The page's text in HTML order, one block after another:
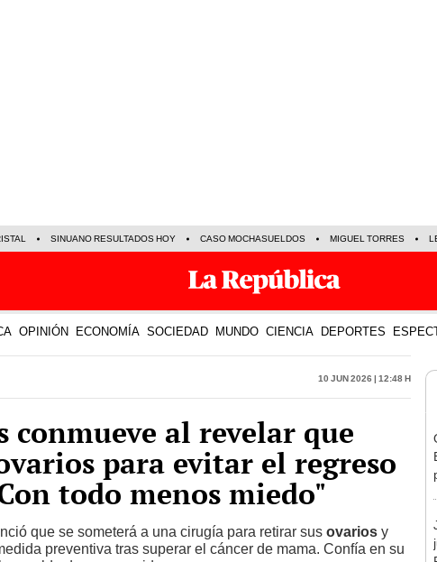
SINUANO RESULTADOS HOY CASO MOCHASUELDOS MIGUEL TORRES
OPINIÓN ECONOMÍA SOCIEDAD MUNDO CIENCIA DEPORTES
10 Jun 2026 | 12:48 h
conmueve al revelar que
para evitar el regreso
todo menos miedo"
que se someterá a una cirugía para retirar sus ovarios y
preventiva tras superar el cáncer de mama. Confía en su